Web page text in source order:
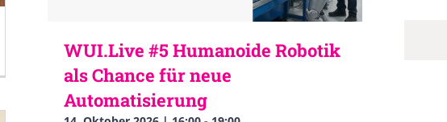
WUI.Live #5 Humanoide Robotik
als Chance für neue
Automatisierung